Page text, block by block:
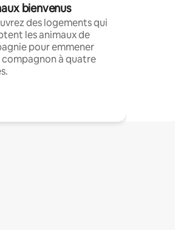
bienvenus
des logements qui
les animaux de
pour emmener
à quatre